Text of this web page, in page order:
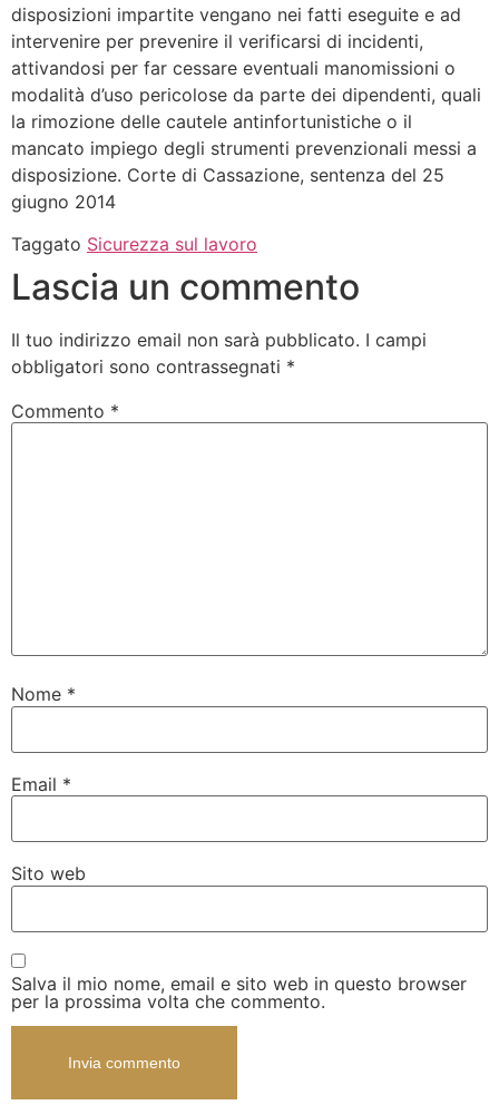
disposizioni impartite vengano nei fatti eseguite e ad
intervenire per prevenire il verificarsi di incidenti,
attivandosi per far cessare eventuali manomissioni o
modalità d’uso pericolose da parte dei dipendenti, quali
la rimozione delle cautele antinfortunistiche o il
mancato impiego degli strumenti prevenzionali messi a
disposizione. Corte di Cassazione, sentenza del 25
giugno 2014
Taggato Sicurezza sul lavoro
Lascia un commento
Il tuo indirizzo email non sarà pubblicato. I campi
obbligatori sono contrassegnati *
Commento *
Nome *
Email *
Sito web
Salva il mio nome, email e sito web in questo browser
per la prossima volta che commento.